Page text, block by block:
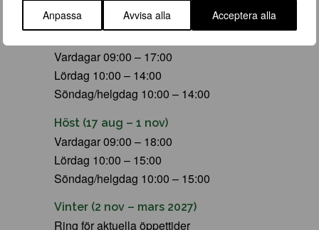
Anpassa Avvisa alla Acceptera alla
Söndag/helgdag 10:00 – 16:00
Vardagar 09:00 – 17:00
Lördag 10:00 – 14:00
Söndag/helgdag 10:00 – 14:00
Höst (17 aug – 1 nov)
Vardagar 09:00 – 18:00
Lördag 10:00 – 15:00
Söndag/helgdag 10:00 – 15:00
Vinter (2 nov – mars 2027)
Ring för aktuella öppettider